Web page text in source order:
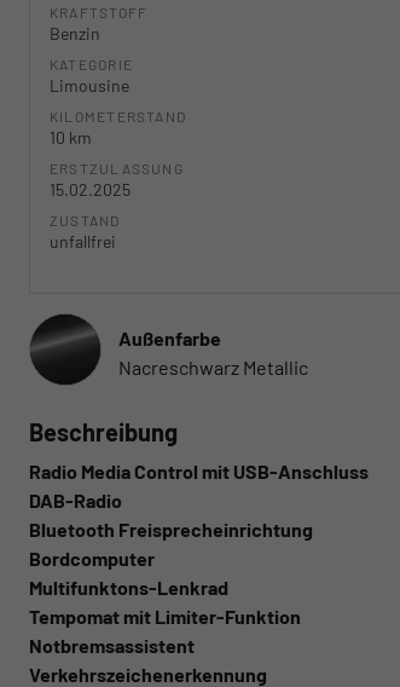
KRAFTSTOFF
Benzin
KATEGORIE
Limousine
KILOMETERSTAND
10 km
ERSTZULASSUNG
15.02.2025
ZUSTAND
unfallfrei
Außenfarbe
Nacreschwarz Metallic
Beschreibung
Radio Media Control mit USB-Anschluss
DAB-Radio
Bluetooth Freisprecheinrichtung
Bordcomputer
Multifunktons-Lenkrad
Tempomat mit Limiter-Funktion
Notbremsassistent
Verkehrszeichenerkennung